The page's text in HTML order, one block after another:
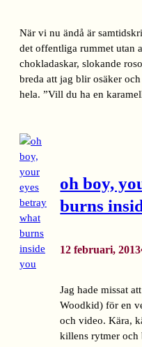
När vi nu ändå är
det offentliga rummet utan
chokladaskar, slokande
breda att jag blir osäker
hela. ”Vill du ha en
oh boy,
burns
12 februari, 2013
Jag hade missat
Woodkid) för en
och video. Kära,
killens rytmer och